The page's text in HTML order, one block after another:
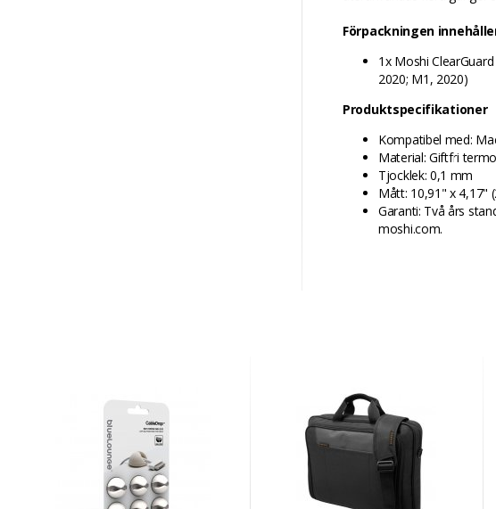
Förpackningen
1x Moshi
2020; M1, 2020)
Produktspecifikationer
Kompatibel med:
Material: Giftfri
Tjocklek: 0,1 mm
Mått: 10,91" x 4,17"
Garanti: Två års
moshi.com.